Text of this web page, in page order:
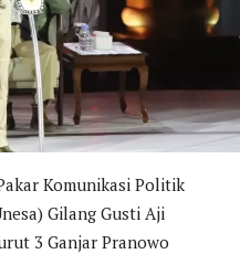
Komunikasi Politik
Gilang Gusti Aji
3 Ganjar Pranowo